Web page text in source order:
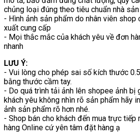
chủng loại đúng theo tiêu chuẩn nhà
- Hình ảnh sản phẩm do nhân viên shop
xuất cung cấp
- Mọi thắc mắc của khách yêu về đơn
nhanh
LƯU Ý:
- Vui lòng cho phép sai số kích thước
bằng thước cầm tay.
- Do quá trình tải ảnh lên shopee ảnh bị
khách yêu không nhìn rõ sản phẩm hãy
ảnh sản phẩm rõ hơn nhé.
- Shop bán cho khách đến mua trực tiếp
hàng Online cứ yên tâm đặt hàng ạ